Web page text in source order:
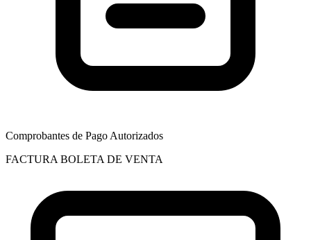
Comprobantes de Pago Autorizados
FACTURA BOLETA DE VENTA